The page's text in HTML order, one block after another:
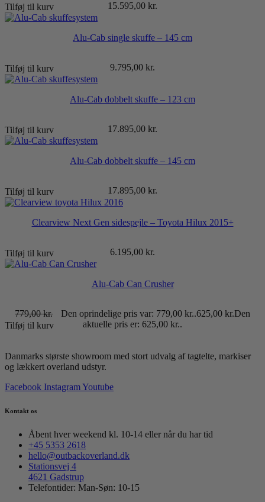
15.595,00 kr.
Tilføj til kurv
Alu-Cab single skuffe – 145 cm
9.795,00 kr.
Tilføj til kurv
Alu-Cab dobbelt skuffe – 123 cm
17.895,00 kr.
Tilføj til kurv
Alu-Cab dobbelt skuffe – 145 cm
17.895,00 kr.
Tilføj til kurv
Clearview Next Gen sidespejle – Toyota Hilux 2015+
6.195,00 kr.
Tilføj til kurv
Alu-Cab Can Crusher
779,00kr. Den oprindelige pris var: 779,00 kr..625,00 kr.Den
aktuelle pris er: 625,00 kr..
Tilføj til kurv
Danmarks største showroom med stort udvalg af tagtelte, markiser
og lækkert overland udstyr.
Facebook InstagramYoutube
Kontakt os
Åbent hver weekend kl. 10-14 eller når du har tid
+45 5353 2618
hello@outbackoverland.dk
Stationsvej 4
4621 Gadstrup
Telefontider: Man-Søn: 10-15